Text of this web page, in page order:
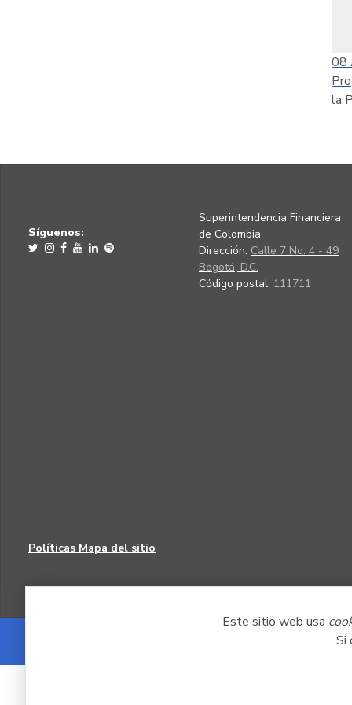
Este sitio web usa
Si
08
la
Síguenos:
Superintendencia Financiera
de Colombia
Dirección: Calle 7 No. 4 - 49
Bogotá, D.C.
Código postal: 111711
Políticas Mapa del sitio